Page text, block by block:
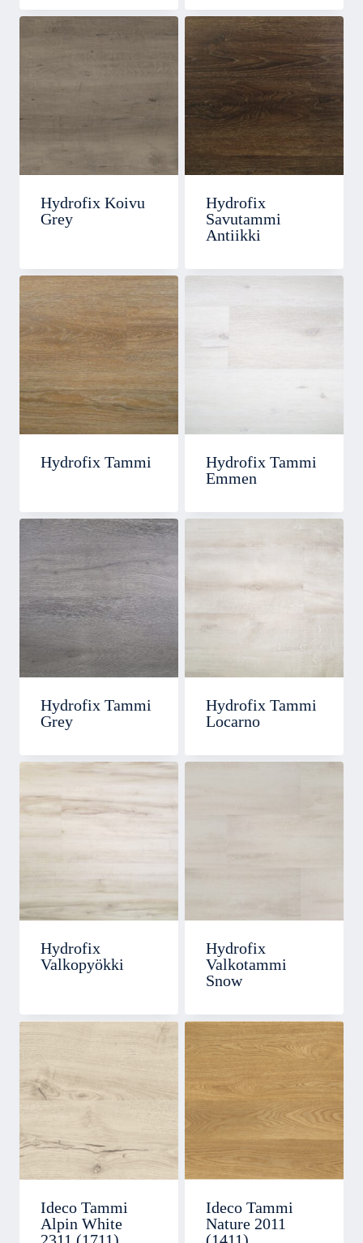
Hydrofix Koivu
Grey
Hydrofix
Savutammi
Antiikki
Hydrofix Tammi
Hydrofix Tammi
Emmen
Hydrofix Tammi
Grey
Hydrofix Tammi
Locarno
Hydrofix
Valkopyökki
Hydrofix
Valkotammi
Snow
Ideco Tammi
Alpin White
Ideco Tammi
Nature 2011